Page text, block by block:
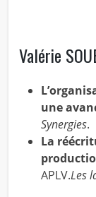
Valérie
une
Synergies.
La
APLV.Les